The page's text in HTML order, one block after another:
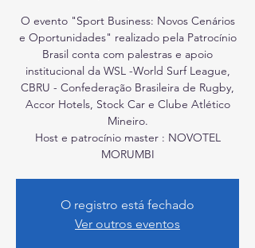
O evento "Sport Business: Novos Cenários
e Oportunidades" realizado pela Patrocínio
Brasil conta com palestras e apoio
institucional da WSL -World Surf League,
CBRU - Confederação Brasileira de Rugby,
Accor Hotels, Stock Car e Clube Atlético
Mineiro.
Host e patrocínio master : NOVOTEL
O registro está fechado
Ver outros eventos